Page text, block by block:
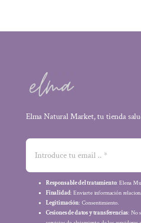
Elma Natural Market, tu tienda
Responsable del tratamiento: Elena
Finalidad: Enviarte información
Legitimación: Consentimiento.
Cesiones de datos y transferencias: No